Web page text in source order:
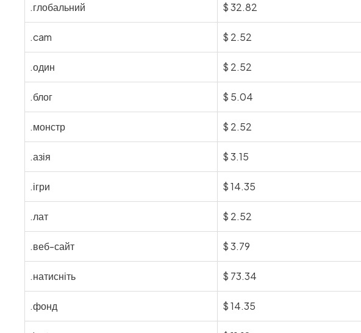
.глобальний $32.82
.cam $ 2.52
.один $ 2.52
.блог $ 5.04
.монстр $ 2.52
.азія $3.15
.ігри $14.35
.лат $ 2.52
.веб-сайт $3.79
.натисніть $ 73.34
.фонд $14.35